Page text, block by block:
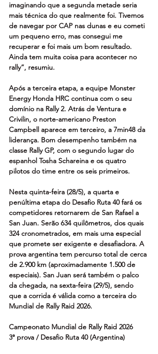
imaginando que a segunda metade seria
mais técnica do que realmente foi. Tivemos
de navegar por CAP nas dunas e eu cometi
um pequeno erro, mas consegui me
recuperar e foi mais um bom resultado.
Ainda tem muita coisa para acontecer no
rally”, resumiu.
Após a terceira etapa, a equipe Monster
Energy Honda HRC continua com o seu
domínio na Rally 2. Atrás de Ventura e
Crivilin, o norte-americano Preston
Campbell aparece em terceiro, a 7min48 da
liderança. Bom desempenho também na
classe Rally GP, com o segundo lugar do
espanhol Tosha Schareina e os quatro
pilotos do time entre os seis primeiros.
Nesta quinta-feira (28/5), a quarta e
penúltima etapa do Desafio Ruta 40 fará os
competidores retornarem de San Rafael a
San Juan. Serão 634 quilômetros, dos quais
324 cronometrados, em mais uma especial
que promete ser exigente e desafiadora. A
prova argentina tem percurso total de cerca
de 2.900 km (aproximadamente 1.500 de
especiais). San Juan será também o palco
da chegada, na sexta-feira (29/5), sendo
que a corrida é válida como a terceira do
Mundial de Rally Raid 2026.
Campeonato Mundial de Rally Raid 2026
3ª prova / Desafio Ruta 40 (Argentina)